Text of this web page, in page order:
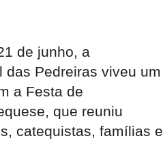
de junho, a
das Pedreiras viveu um
a Festa de
que reuniu
catequistas, famílias e